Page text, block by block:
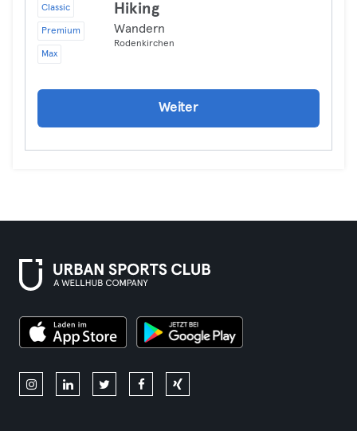
Classic
Premium
Max
Hiking
Wandern
Rodenkirchen
Weiter